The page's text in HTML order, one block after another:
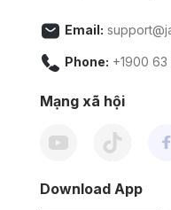
Email:
Phone: +1900
Mạng xã hội
Download App